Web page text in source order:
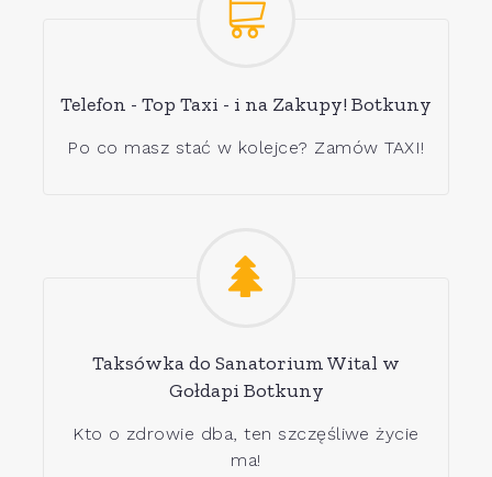
Telefon - Top Taxi - i na Zakupy! Botkuny
Po co masz stać w kolejce? Zamów TAXI!
Taksówka do Sanatorium Wital w
Gołdapi Botkuny
Kto o zdrowie dba, ten szczęśliwe życie
ma!